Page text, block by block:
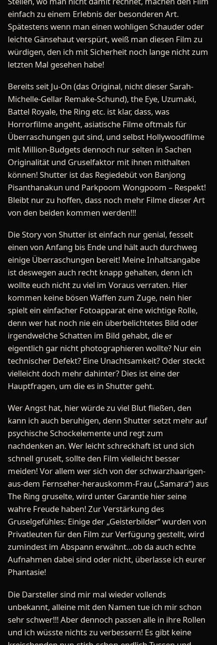
einfach zu einem Erlebnis der besonderen Art.
Spätestens wenn man einen wohligen Schauder oder
leichte Gänsehaut verspürt, weiß man diesen Film zu
würdigen, den ich mit Sicherheit noch lange nicht zum
letzten Mal gesehen habe!
Bereits seit Ju-On (das Original, nicht dieser Sarah-
Michelle-Gellar Remake-Schund), the Eye, Uzumaki,
Battel Royale, the Ring etc. ist klar, dass, was
Horrorfilme angeht, asiatische Filme oftmals für
Überraschungen gut sind, und selbst Hollywoodfilme
mit Million-Budgets dennoch nur selten in Sachen
Originalität und Gruselfaktor mit ihnen mithalten
können! Shutter ist das Regiedebüt von Banjong
Pisanthanakun und Parkpoom Wongpoom – Respekt!
Bleibt nur zu hoffen, dass noch mehr Filme dieser Art
von den beiden kommen werden!!!
Die Story von Shutter ist einfach nur genial, fesselt
einen von Anfang bis Ende und hält auch durchweg
einige Überraschungen bereit! Meine Inhaltsangabe
ist deswegen auch recht knapp gehalten, denn ich
wollte euch nicht zu viel im Voraus verraten. Hier
kommen keine bösen Waffen zum Zuge, nein hier
spielt ein einfacher Fotoapparat eine wichtige Rolle,
denn wer hat noch nie ein überbelichtetes Bild oder
irgendwelche Schatten im Bild gehabt, die er
eigentlich gar nicht photographieren wollte? Nur ein
technischer Defekt? Eine Unachtsamkeit? Oder steckt
vielleicht doch mehr dahinter? Dies ist eine der
Hauptfragen, um die es in Shutter geht.
Wer Angst hat, hier würde zu viel Blut fließen, den
kann ich auch beruhigen, denn Shutter setzt mehr auf
psychische Schockelemente und regt zum
nachdenken an. Wer leicht schreckhaft ist und sich
schnell gruselt, sollte den Film vielleicht besser
meiden! Vor allem wer sich von der schwarzhaarigen-
aus-dem Fernseher-herauskomm-Frau („Samara“) aus
The Ring gruselte, wird unter Garantie hier seine
wahre Freude haben! Zur Verstärkung des
Gruselgefühles: Einige der „Geisterbilder“ wurden von
Privatleuten für den Film zur Verfügung gestellt, wird
zumindest im Abspann erwähnt…ob da auch echte
Aufnahmen dabei sind oder nicht, überlasse ich eurer
Phantasie!
Die Darsteller sind mir mal wieder vollends
unbekannt, alleine mit den Namen tue ich mir schon
sehr schwer!!! Aber dennoch passen alle in ihre Rollen
und ich wüsste nichts zu verbessern! Es gibt keine